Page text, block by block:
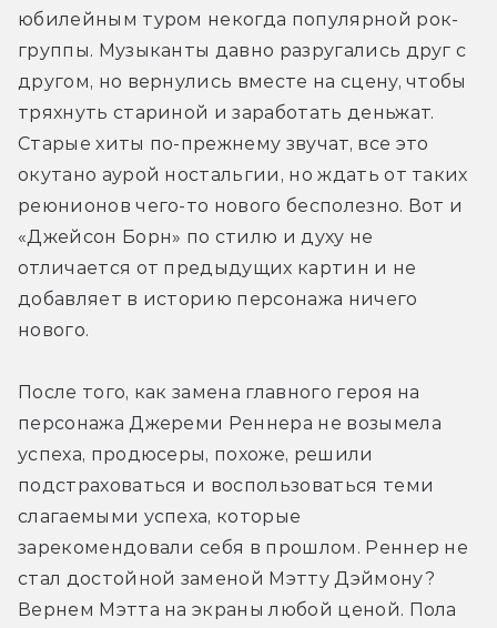
юбилейным туром некогда популярной рок-
группы. Музыканты давно разругались друг с
другом, но вернулись вместе на сцену, чтобы
тряхнуть стариной и заработать деньжат.
Старые хиты по-прежнему звучат, все это
окутано аурой ностальгии, но ждать от таких
реюнионов чего-то нового бесполезно. Вот и
«Джейсон Борн» по стилю и духу не
отличается от предыдущих картин и не
добавляет в историю персонажа ничего
нового.
После того, как замена главного героя на
персонажа Джереми Реннера не возымела
успеха, продюсеры, похоже, решили
подстраховаться и воспользоваться теми
слагаемыми успеха, которые
зарекомендовали себя в прошлом. Реннер не
стал достойной заменой Мэтту Дэймону?
Вернем Мэтта на экраны любой ценой. Пола